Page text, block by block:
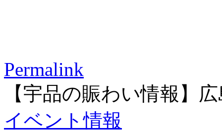
Permalink
【宇品の賑わい情報】
イベント情報